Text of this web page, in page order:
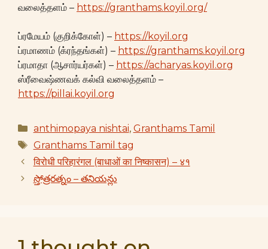
வலைத்தளம் – https://granthams.koyil.org/
ப்ரமேயம் (குறிக்கோள்) – https://koyil.org
ப்ரமாணம் (க்ரந்தங்கள்) – https://granthams.koyil.org
ப்ரமாதா (ஆசார்யர்கள்) – https://acharyas.koyil.org
ஸ்ரீவைஷ்ணவக் கல்வி வலைத்தளம் –
https://pillai.koyil.org
Categories
anthimopaya nishtai, Granthams Tamil
Tags
Granthams Tamil tag
विरोधी परिहारंगल (बाधाओं का निष्कासन) – ४१
స్తోత్రరత్నం – తనియన్లు